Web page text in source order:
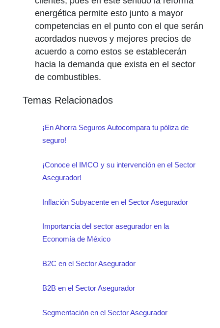
energética permite esto junto a mayor
competencias en el punto con el que serán
acordados nuevos y mejores precios de
acuerdo a como estos se establecerán
hacia la demanda que exista en el sector
de combustibles.
Temas Relacionados
¡En Ahorra Seguros Autocompara tu póliza de
seguro!
¡Conoce el IMCO y su intervención en el Sector
Asegurador!
Inflación Subyacente en el Sector Asegurador
Importancia del sector asegurador en la
Economía de México
B2C en el Sector Asegurador
B2B en el Sector Asegurador
Segmentación en el Sector Asegurador